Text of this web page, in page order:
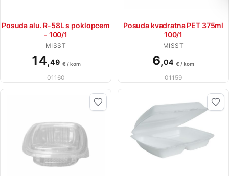
Posuda alu. R-58L s poklopcem
- 100/1
MISST
14,49 € / kom
01160
Posuda kvadratna PET 375ml
100/1
MISST
6,04 € / kom
01159